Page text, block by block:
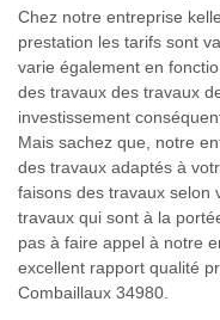
Chez notre entreprise
prestation les tarifs sont
varie également en
des travaux des travaux
investissement
Mais sachez que, notre
des travaux adaptés à
faisons des travaux selon
travaux qui sont à la
pas à faire appel à notre
excellent rapport qualité
Combaillaux 34980.